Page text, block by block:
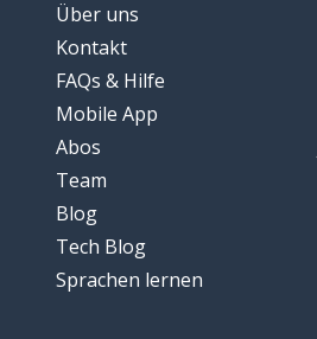
Über uns
Kontakt
FAQs & Hilfe
Mobile App
Abos
Team
Blog
Tech Blog
Sprachen lernen